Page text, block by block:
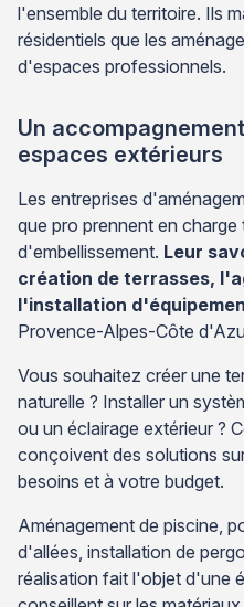
l'ensemble du territoire. Ils
résidentiels que les
d'espaces professionnels.
Un
espaces extérieurs
Les entreprises
que pro prennent en
d'embellissement. Leur
création de terrasses,
l'installation
Provence-Alpes-Côte
Vous souhaitez créer une
naturelle ? Installer un
ou un éclairage extérieur ?
conçoivent des solutions
besoins et à votre budget.
Aménagement de piscine,
d'allées, installation de
réalisation fait l'objet d'une